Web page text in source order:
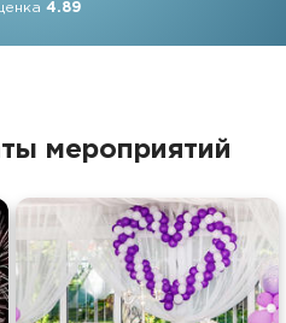
4.89
мероприятий